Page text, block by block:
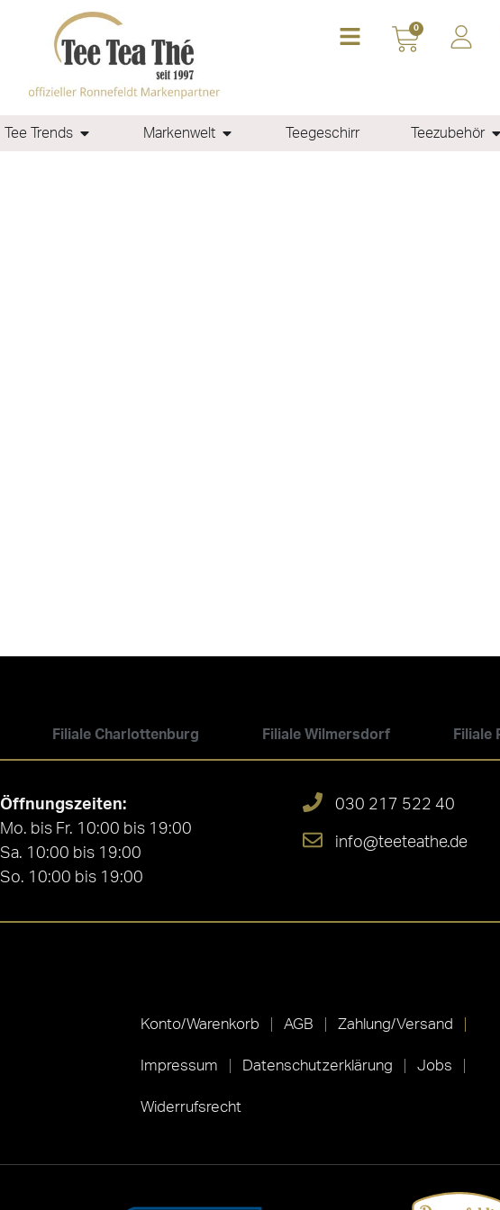
0
Tee Trends Markenwelt Teegeschirr Teezubehör
Filiale Charlottenburg Filiale Wilmersdorf Filiale
Öffnungszeiten:
Mo. bis Fr. 10:00 bis 19:00
Sa. 10:00 bis 19:00
So. 10:00 bis 19:00
030 217 522 40
info@teeteathe.de
Konto/Warenkorb AGB Zahlung/Versand
Impressum Datenschutzerklärung Jobs
Widerrufsrecht